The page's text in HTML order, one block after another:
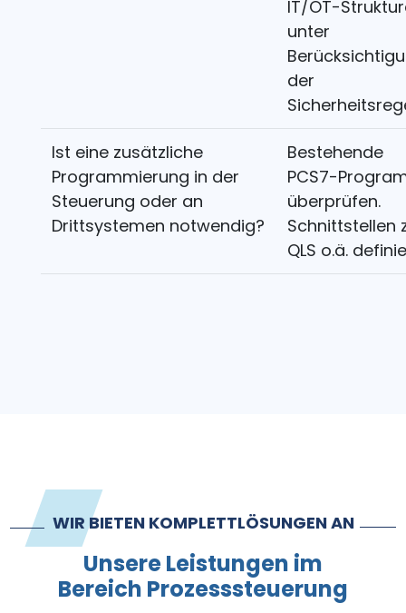
IT/OT-
unter
der
Ist eine zusätzliche
Programmierung in der
Steuerung oder an
Drittsystemen notwendig?
Bestehende
PCS7-
überprüfen.
Schnittstellen
QLS o.ä.
WIR BIETEN KOMPLETTLÖSUNGEN AN
Unsere Leistungen im
Bereich Prozesssteuerung